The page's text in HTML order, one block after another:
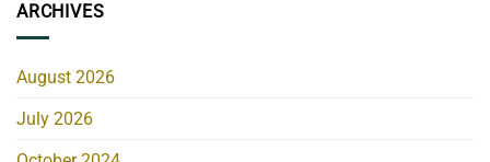
ARCHIVES
August 2026
July 2026